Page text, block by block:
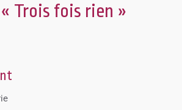
Trois fois rien »